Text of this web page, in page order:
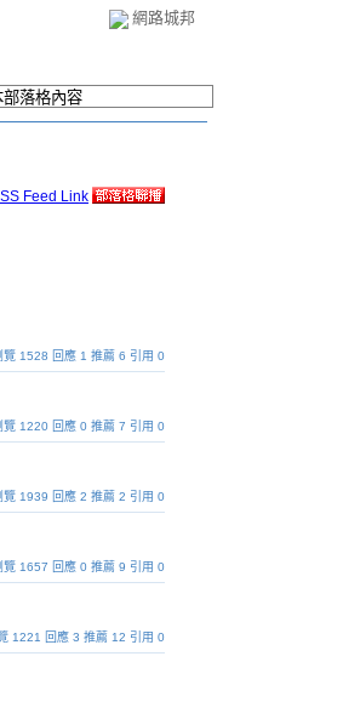
網路城邦
1528 回應 1 推薦 6 引用 0
1220 回應 0 推薦 7 引用 0
1939 回應 2 推薦 2 引用 0
1657 回應 0 推薦 9 引用 0
1221 回應 3 推薦 12 引用 0